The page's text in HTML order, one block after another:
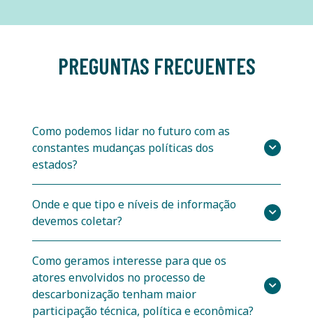
PREGUNTAS FRECUENTES
Como podemos lidar no futuro com as
constantes mudanças políticas dos
estados?
Onde e que tipo e níveis de informação
devemos coletar?
Como geramos interesse para que os
atores envolvidos no processo de
descarbonização tenham maior
participação técnica, política e econômica?